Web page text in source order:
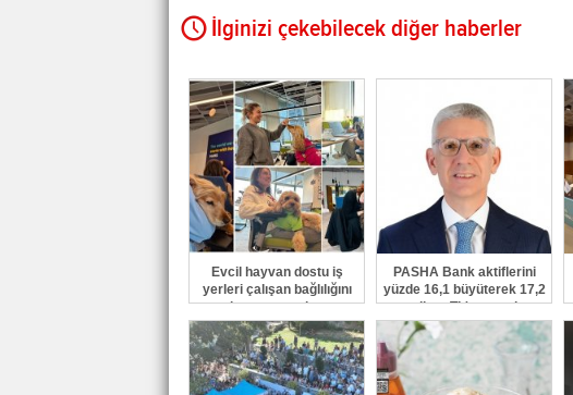
İlginizi çekebilecek diğer haberler
Evcil hayvan dostu iş
yerleri çalışan bağlılığını
ve işveren markasını
güçlendiriyor
PASHA Bank aktiflerini
yüzde 16,1 büyüterek 17,2
milyar TL'ye taşıdı